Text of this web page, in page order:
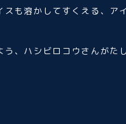
も溶かしてすくえる、ア
、ハシビロコウさんがた